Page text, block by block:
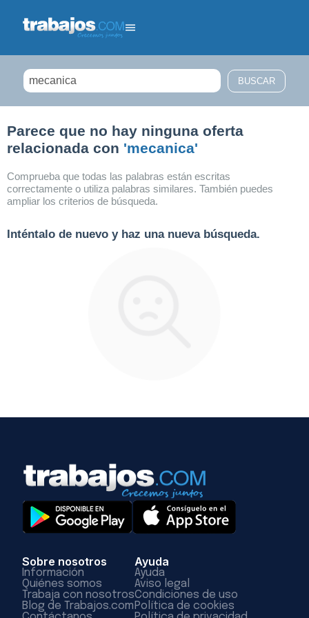
Parece que no hay ninguna oferta
relacionada con 'mecanica'
Comprueba que todas las palabras están escritas
correctamente o utiliza palabras similares. También puedes
ampliar los criterios de búsqueda.
Inténtalo de nuevo y haz una nueva búsqueda.
Sobre nosotros
Información
Quiénes somos
Trabaja con nosotros
Blog de Trabajos.com
Ayuda
Ayuda
Aviso legal
Condiciones de uso
Política de cookies